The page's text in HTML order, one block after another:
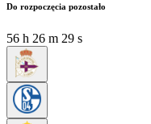
Do rozpoczęcia pozostało
56 h 26 m 29 s